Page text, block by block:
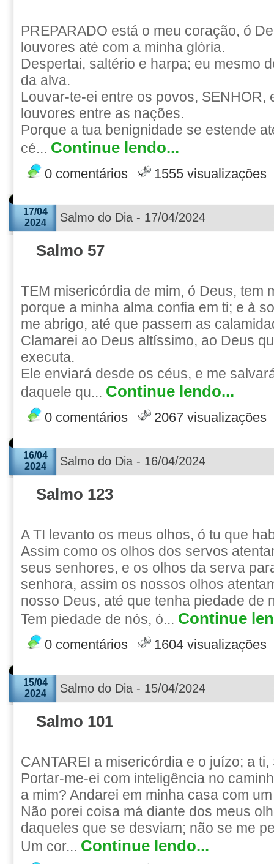
PREPARADO está o meu coração, ó
louvores até com a minha glória.
Despertai, saltério e harpa; eu mesmo
da alva.
Louvar-te-ei entre os povos, SENHOR,
louvores entre as nações.
Porque a tua benignidade se estende
cé... Continue lendo...
0 comentários 1555 visualizações
17/04
2024
Salmo do Dia - 17/04/2024
Salmo 57
TEM misericórdia de mim, ó Deus, tem
porque a minha alma confia em ti; e à
me abrigo, até que passem as
Clamarei ao Deus altíssimo, ao Deus
executa.
Ele enviará desde os céus, e me
daquele qu... Continue lendo...
0 comentários 2067 visualizações
16/04
2024
Salmo do Dia - 16/04/2024
Salmo 123
A TI levanto os meus olhos, ó tu que
Assim como os olhos dos servos
seus senhores, e os olhos da serva
senhora, assim os nossos olhos
nosso Deus, até que tenha piedade de
Tem piedade de nós, ó... Continue
0 comentários 1604 visualizações
15/04
2024
Salmo do Dia - 15/04/2024
Salmo 101
CANTAREI a misericórdia e o juízo; a
Portar-me-ei com inteligência no
a mim? Andarei em minha casa com
Não porei coisa má diante dos meus
daqueles que se desviam; não se me
Um cor... Continue lendo...